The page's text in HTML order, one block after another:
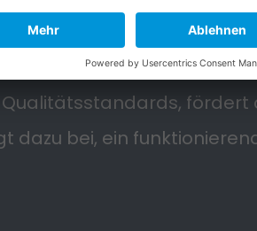
Braunschweig spielt
dazu bei, ein